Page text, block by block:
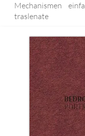
Mechanismen
traslenate